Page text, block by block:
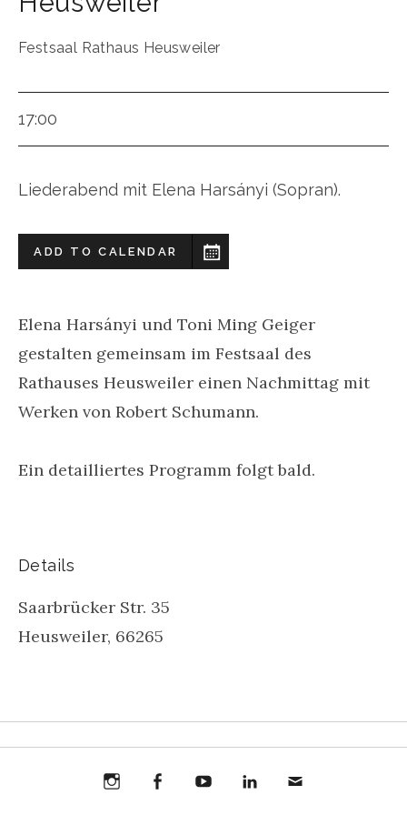
Festsaal Rathaus Heusweiler
17:00
Liederabend mit Elena Harsányi (Sopran).
ADD TO CALENDAR
Elena Harsányi und Toni Ming Geiger
gestalten gemeinsam im Festsaal des
Rathauses Heusweiler einen Nachmittag mit
Werken von Robert Schumann.
Ein detailliertes Programm folgt bald.
Details
Saarbrücker Str. 35
Heusweiler, 66265
Instagram